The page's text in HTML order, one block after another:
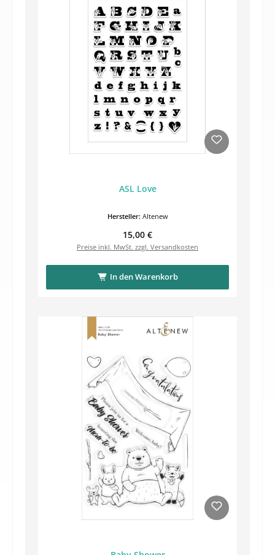
ASL Love
Hersteller: Altenew
Regulärer Preis:
15,00 €
Preise inkl. MwSt. zzgl. Versandkosten
In den Warenkorb